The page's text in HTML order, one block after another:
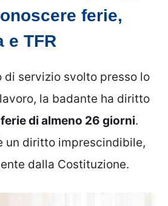
ferie,
e TFR
di servizio svolto presso lo
la badante ha diritto
di almeno 26 giorni.
un diritto imprescindibile,
dalla Costituzione.